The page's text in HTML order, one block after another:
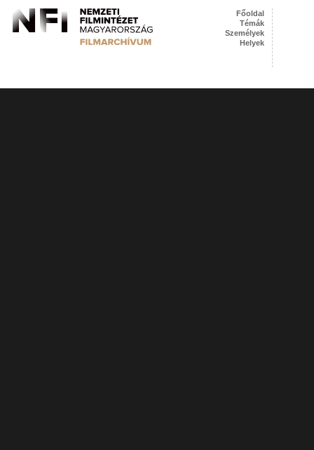
Főoldal
Témák
Személyek
Helyek